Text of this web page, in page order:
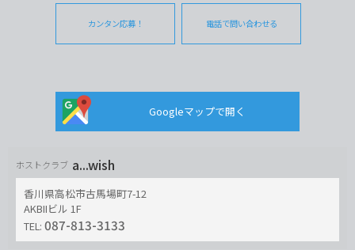
カンタン応募！ 電話で問い合わせる
Googleマップで開く
ホストクラブ a...wish
香川県高松市古馬場町7-12
AKBIIビル 1F
TEL: 087-813-3133